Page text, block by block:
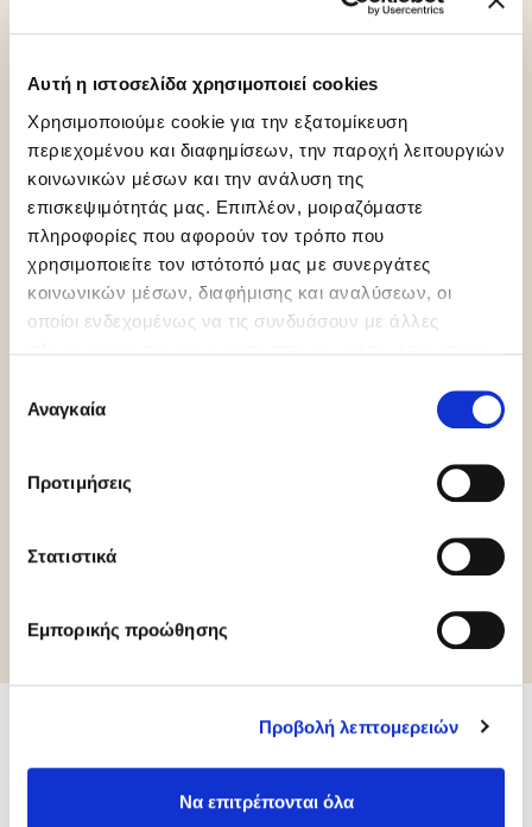
Αυτή η ιστοσελίδα χρησιμοποιεί cookies
Χρησιμοποιούμε cookie για την εξατομίκευση
περιεχομένου και διαφημίσεων, την παροχή λειτουργιών
κοινωνικών μέσων και την ανάλυση της
επισκεψιμότητάς μας. Επιπλέον, μοιραζόμαστε
πληροφορίες που αφορούν τον τρόπο που
χρησιμοποιείτε τον ιστότοπό μας με συνεργάτες
κοινωνικών μέσων, διαφήμισης και αναλύσεων, οι
οποίοι ενδεχομένως να τις συνδυάσουν με άλλες
των υπηρεσιών τους.
συγκατάθεσης
Αναγκαία
Προτιμήσεις
Στατιστικά
Εμπορικής προώθησης
Προβολή λεπτομερειών
Να επιτρέπονται όλα
Κατηγορίες
Συσκευασία
2 δοχεία x 3.5kg (7kg)
Gluten Free
Σχετικά προϊόντα